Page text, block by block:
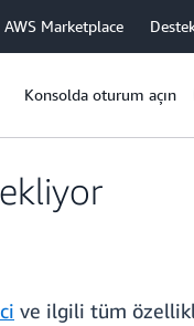
AWS Marketplace
Konsolda oturum açın
ve ilgili tüm